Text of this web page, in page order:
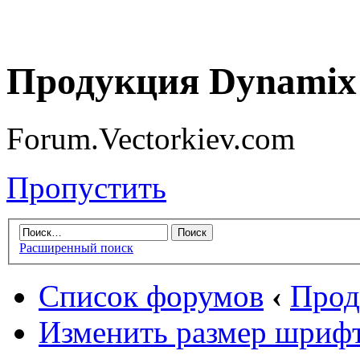
Продукция
Forum.Vectorkiev.com
Пропустить
Расширенный поиск
Список форумов ‹
Изменить размер